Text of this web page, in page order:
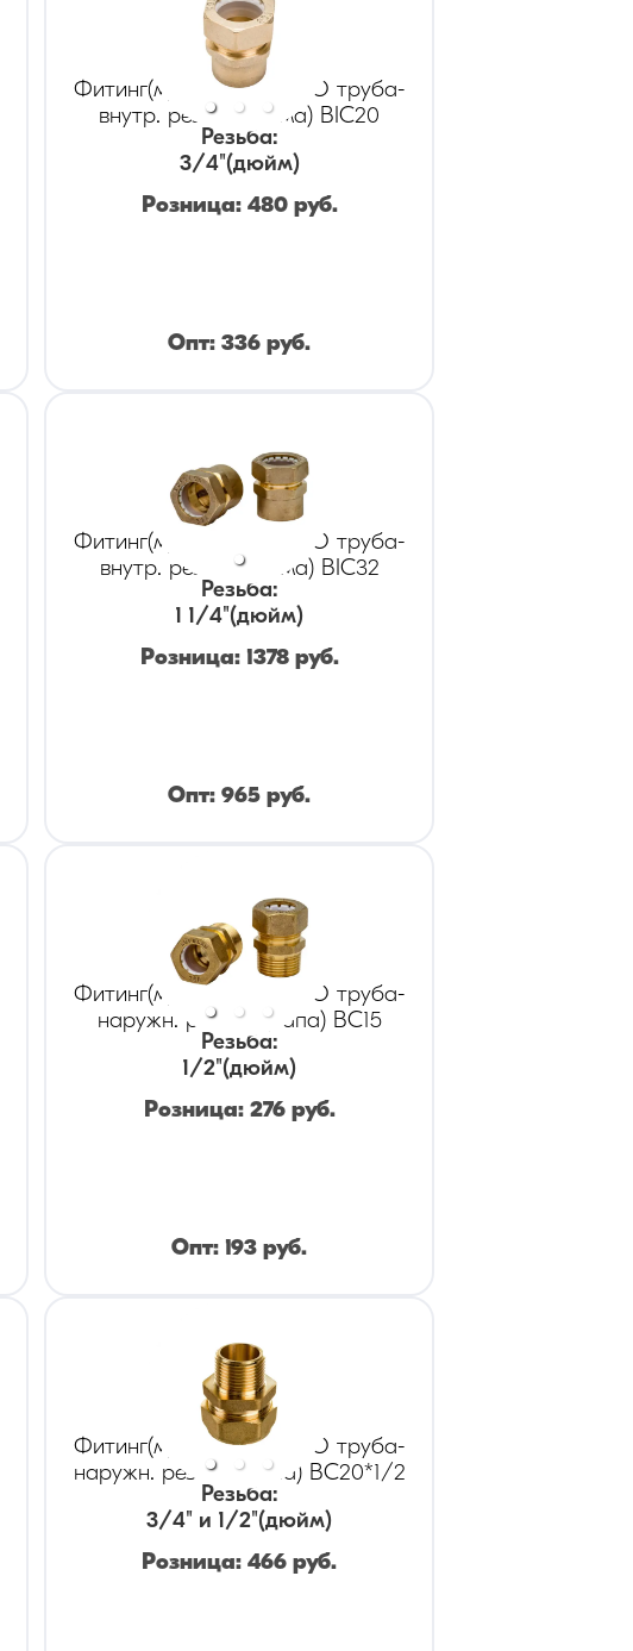
Фитинг(муфта) KOFULSO труба-
внутр. резьба (мама) BIC20
Резьба:
3/4"(дюйм)
Розница: 480руб.
Опт:336 руб.
Фитинг(муфта) KOFULSO труба-
внутр. резьба (мама) BIC32
Резьба:
1 1/4"(дюйм)
Розница: 1378руб.
Опт:965 руб.
Фитинг(муфта) KOFULSO труба-
наружн. резьба (папа) BC15
Резьба:
1/2"(дюйм)
Розница: 276руб.
Опт:193 руб.
Фитинг(муфта) KOFULSO труба-
наружн. резьба (папа) BC20*1/2
Резьба:
3/4" и 1/2"(дюйм)
Розница:466 руб.